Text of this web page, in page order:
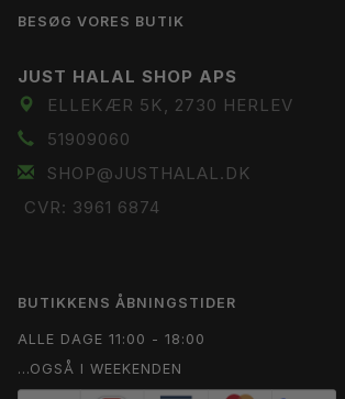
BESØG VORES BUTIK
JUST HALAL SHOP APS
ELLEKÆR 5K, 2730 HERLEV
51909060
SHOP@JUSTHALAL.DK
CVR: 3961 6874
BUTIKKENS ÅBNINGSTIDER
ALLE DAGE 11:00 - 18:00
...OGSÅ I WEEKENDEN